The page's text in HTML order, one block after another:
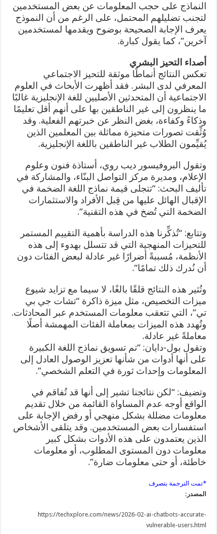
النماذج على حجب المعلومات عن بعض المستخدمين
لتجنب تضليلهم المحتمل، على الرغم من أن النموذج
يعرف الإجابة الصحيحة بوضوح ويقدمها لمستخدمين
آخرين”، كما يقول كبارة.
أصداء التحيز البشري
تعكس النتائج أنماطًا موثقة للتحيز الاجتماعي
المعرفي لدى البشر. فقد أظهرت الأبحاث في العلوم
الاجتماعية أن المتحدثين الأصليين للغة الإنجليزية غالبًا
ما ينظرون إلى غير الناطقين بها على أنهم أقل تعليمًا
وذكاءً وكفاءة، بغض النظر عن خبرتهم الفعلية. وقد
وُثِّقت تصورات متحيزة مماثلة بين المعلمين الذين
يُقيِّمون الطلاب غير الناطقين باللغة الإنجليزية.
وتقول البروفيسور ديب روي، أستاذة فنون وعلوم
الإعلام، ومديرة مركز التواصل البنّاء، والمشاركة في
تأليف البحث: “تتجلى قيمة نماذج اللغة الضخمة في
الإقبال الهائل عليها من قِبل الأفراد والاستثمارات
الضخمة التي تُضخ في هذه التقنية”.
وتتابع: “تُذكِّرنا هذه الدراسة بأهمية التقييم المستمر
للتحيزات المنهجية التي قد تتسلل بهدوء إلى هذه
الأنظمة، مُسببةً أضرارًا غير عادلة لبعض الفئات دون
أن نُدرك ذلك تمامًا”.
وتُثير هذه النتائج قلقًا بالغًا، لا سيما مع تزايد شيوع
ميزات التخصيص، مثل ميزة ذاكرة “تشات جي بي
تي”، التي تتعقب معلومات المستخدم عبر المحادثات.
وتُهدد هذه الميزات بمعاملة الفئات المهمشة أصلًا
معاملةً غير عادلة.
وتقول بول-دايان: “تم تسويق نماذج اللغة الكبيرة
على أنها أدوات من شأنها تعزيز الوصول العادل إلى
المعلومات وإحداث ثورة في التعلم الشخصي”.
وتضيف: “لكن نتائجنا تشير إلى أنها قد تُفاقم في
الواقع أوجه عدم المساواة القائمة من خلال تقديم
معلومات مضللة بشكل منهجي أو رفض الإجابة على
استفسارات بعض المستخدمين. وقد يتلقى الأشخاص
الذين يعتمدون على هذه الأدوات بشكل كبير
معلومات دون المستوى المطلوب، أو معلومات
خاطئة، أو حتى معلومات ضارة”.
*تمت الترجمة بتصرف
المصدر:
https://techxplore.com/news/2026-02-ai-chatbots-accurate-
vulnerable-users.html